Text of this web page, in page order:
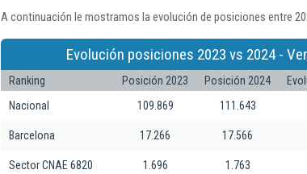
A continuación le mostramos la evolución de posiciones entre
Evolución posiciones 2023 vs 2024 -
Ranking Posición 2023 Posición 2024
Nacional
109.869 111.643
Barcelona 17.266 17.566
Sector CNAE 6820 1.696 1.763